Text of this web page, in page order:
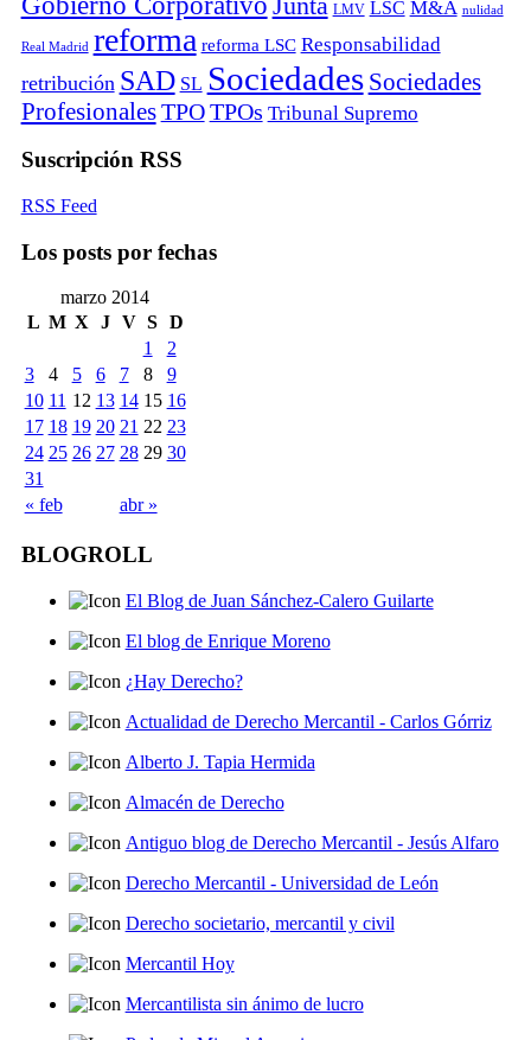
LMV LSC M&A nulidad
Real Madrid reforma reforma LSC Responsabilidad
retribución SAD SL Sociedades Sociedades
Profesionales TPO TPOs Tribunal Supremo
Suscripción RSS
RSS Feed
Los posts por fechas
marzo 2014
L M X J V S D
« feb abr »
1
2
3
4 5 6 7 8
9
10 11 12 13 14 15 16
17 18 19 20 21 22 23
24 25 26 27 28 29 30
31
BLOGROLL
El Blog de Juan Sánchez-Calero Guilarte
El blog de Enrique Moreno
¿Hay Derecho?
Actualidad de Derecho Mercantil - Carlos Górriz
Alberto J. Tapia Hermida
Almacén de Derecho
Antiguo blog de Derecho Mercantil - Jesús Alfaro
Derecho Mercantil - Universidad de León
Derecho societario, mercantil y civil
Mercantil Hoy
Mercantilista sin ánimo de lucro